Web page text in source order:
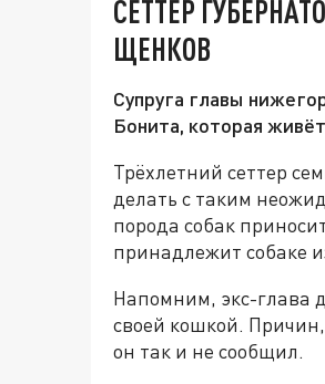
СЕТТЕР
ЩЕНКОВ
Супруга главы
Бонита, которая
Трёхлетний сеттер
делать с таким
порода собак
принадлежит собаке
Напомним, экс-глава
своей кошкой.
он так и не сообщил.